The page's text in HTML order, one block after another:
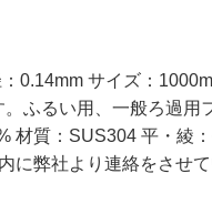
0.14mm サイズ：
ふるい用、一般ろ過用
材質：SUS304 平・綾
弊社より連絡をさせて